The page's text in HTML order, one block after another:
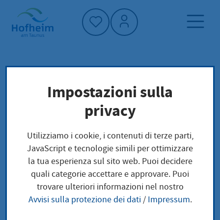
Home"
Pagina iniziale Notizie e offerte eventi
Qualifikationsturnier zum 15. cortexpower-
Qualifikationsturnier
zum 15. cortexpower-
Impostazioni sulla
privacy
Utilizziamo i cookie, i contenuti di terze parti,
JavaScript e tecnologie simili per ottimizzare
la tua esperienza sul sito web. Puoi decidere
quali categorie accettare e approvare. Puoi
trovare ulteriori informazioni nel nostro
Avvisi sulla protezione dei dati/ Impressum.